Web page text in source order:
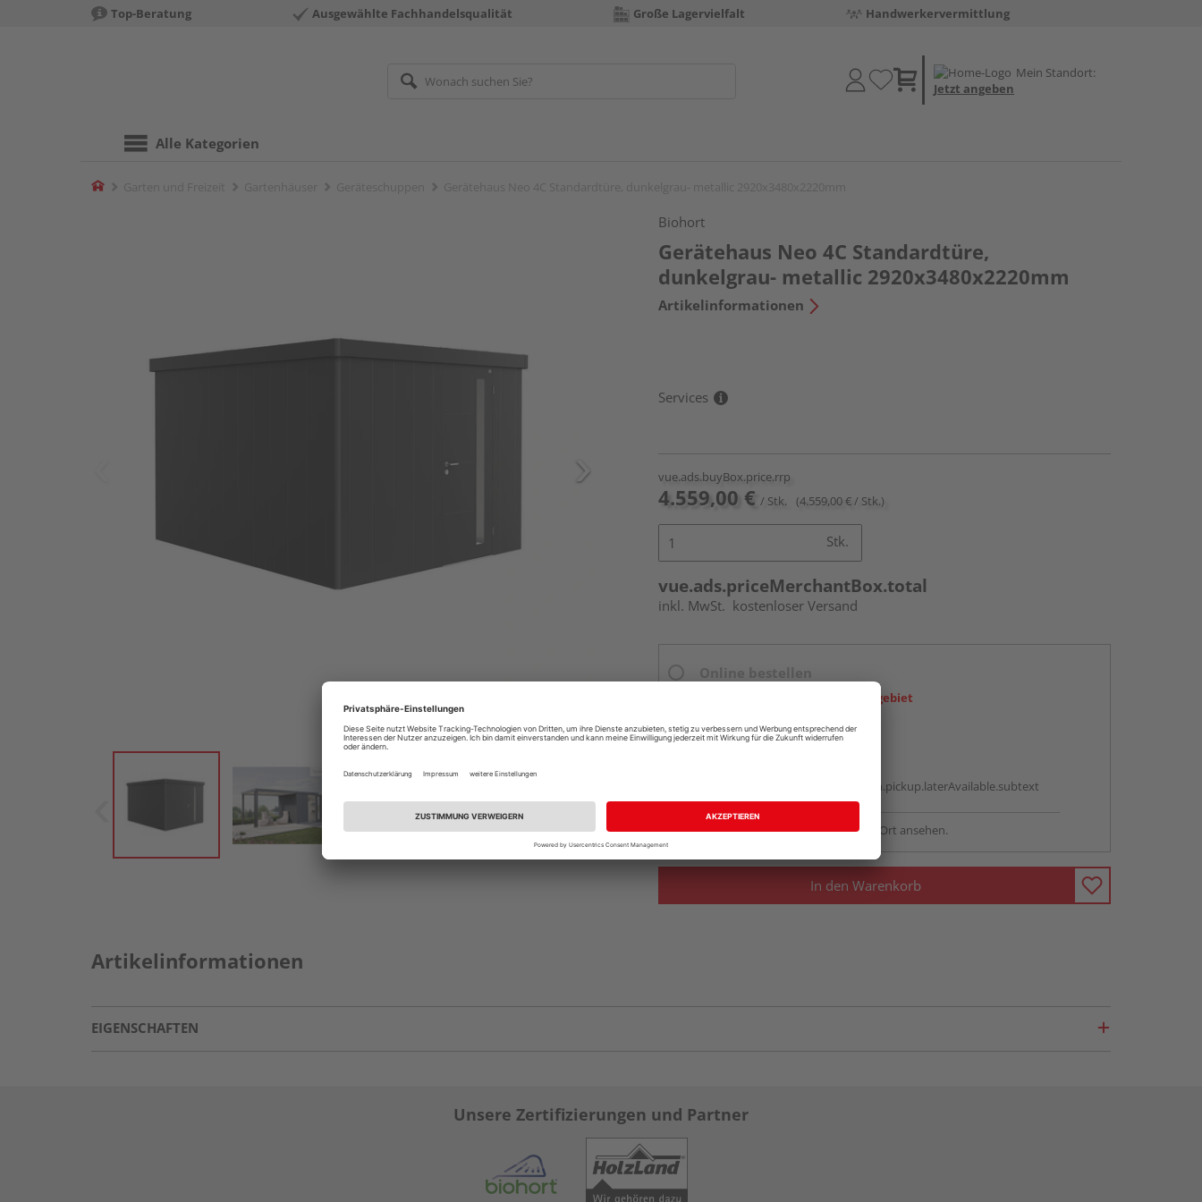
Top-Beratung Ausgewählte Fachhandelsqualität Große Lagervielfalt Handwerkervermittlung
Mein Standort:
Jetzt angeben
Alle Kategorien
Home
Biohort
Gerätehaus Neo 4C Standardtüre,
dunkelgrau- metallic 2920x3480x2220mm
Artikelinformationen
Services
vue.ads.buyBox.price.rrp
4.559,00 € / Stk. (4.559,00 € / Stk.)
Stk.
vue.ads.priceMerchantBox.total
inkl. MwSt. kostenloser Versand
Online bestellen
Ihr Standort ist nicht im Liefergebiet
Beim Händler abholen
vue.ads.priceMerchantBox.option.pickup.laterAvailable.subtext
Verfügbar in der Ausstellung - vor Ort ansehen.
In den Warenkorb
Artikelinformationen
EIGENSCHAFTEN
Unsere Zertifizierungen und Partner